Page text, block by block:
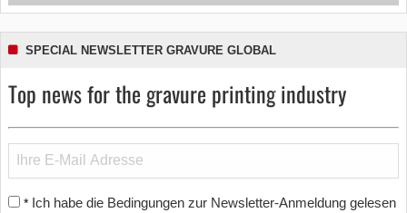
SPECIAL NEWSLETTER GRAVURE GLOBAL
Top news for the gravure printing industry
* Ich habe die Bedingungen zur Newsletter-Anmeldung gelesen